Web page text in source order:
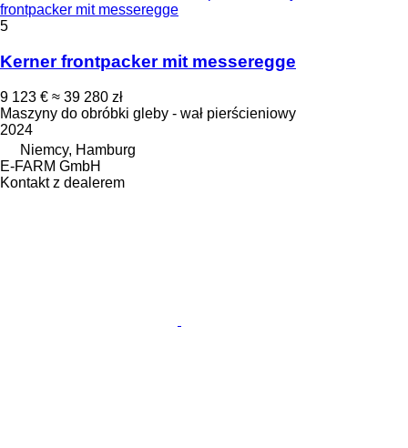
frontpacker mit messeregge
5
Kerner frontpacker mit messeregge
9 123 € ≈ 39 280 zł
Maszyny do obróbki gleby - wał pierścieniowy
2024
Niemcy, Hamburg
E-FARM GmbH
Kontakt z dealerem